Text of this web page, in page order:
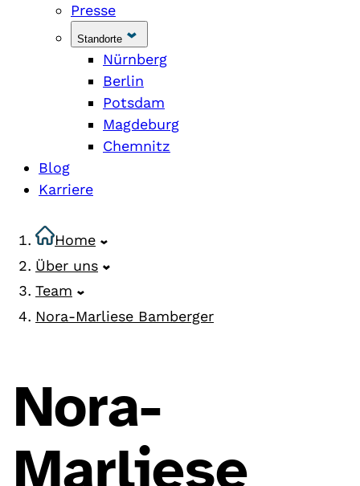
Presse
Standorte
Nürnberg
Berlin
Potsdam
Magdeburg
Chemnitz
Blog
Karriere
Home
Über uns
Team
Nora-Marliese Bamberger
Nora-
Marliese